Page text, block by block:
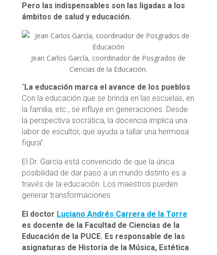
Pero las indispensables son las ligadas a los
ámbitos de salud y educación.
Jean Carlos García, coordinador de Posgrados de
Ciencias de la Educación.
“La educación marca el avance de los pueblos
Con la educación que se brinda en las escuelas, en
la familia, etc., se influye en generaciones. Desde
la perspectiva socrática, la docencia implica una
labor de escultor, que ayuda a tallar una hermosa
figura”.
El Dr. García está convencido de que la única
posibilidad de dar paso a un mundo distinto es a
través de la educación. Los maestros pueden
generar transformaciones
El doctor Luciano Andrés Carrera de la Torre
es docente de la Facultad de Ciencias de la
Educación de la PUCE. Es responsable de las
asignaturas de Historia de la Música, Estética